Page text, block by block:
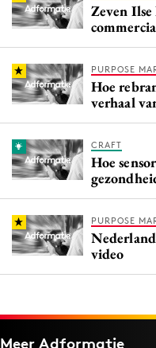
Zeven
PURPOSE
Hoe
verhaal
CRAFT
Hoe
PURPOSE
video
Meer Adformatie